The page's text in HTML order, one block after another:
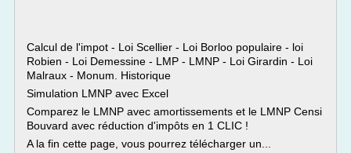
Calcul de l'impot - Loi Scellier - Loi Borloo populaire - loi
Robien - Loi Demessine - LMP - LMNP - Loi Girardin - Loi
Malraux - Monum. Historique
Simulation LMNP avec Excel
Comparez le LMNP avec amortissements et le LMNP Censi
Bouvard avec réduction d'impôts en 1 CLIC !
A la fin cette page, vous pourrez télécharger un...